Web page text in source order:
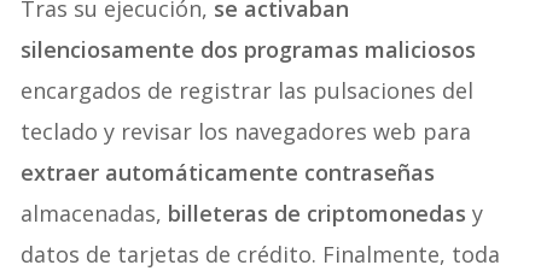
Tras su ejecución, se activaban
silenciosamente dos programas maliciosos
encargados de registrar las pulsaciones del
teclado y revisar los navegadores web para
extraer automáticamente contraseñas
almacenadas, billeteras de criptomonedas y
datos de tarjetas de crédito. Finalmente, toda